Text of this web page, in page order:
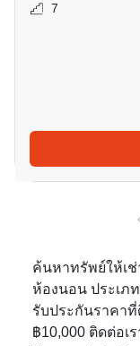
7
ค้นหาทรัพย์ให้เ
ห้องนอน ประเภ
รับประกันราคาที่
฿10,000 ติดต่อ